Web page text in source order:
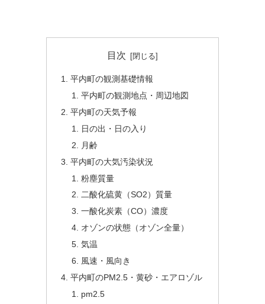
目次
平内町の観測基礎情報
平内町の観測地点・周辺地図
平内町の天気予報
日の出・日の入り
月齢
平内町の大気汚染状況
粉塵質量
二酸化硫黄（SO2）質量
一酸化炭素（CO）濃度
オゾンの状態（オゾン全量）
気温
風速・風向き
平内町のPM2.5・黄砂・エアロゾル
pm2.5